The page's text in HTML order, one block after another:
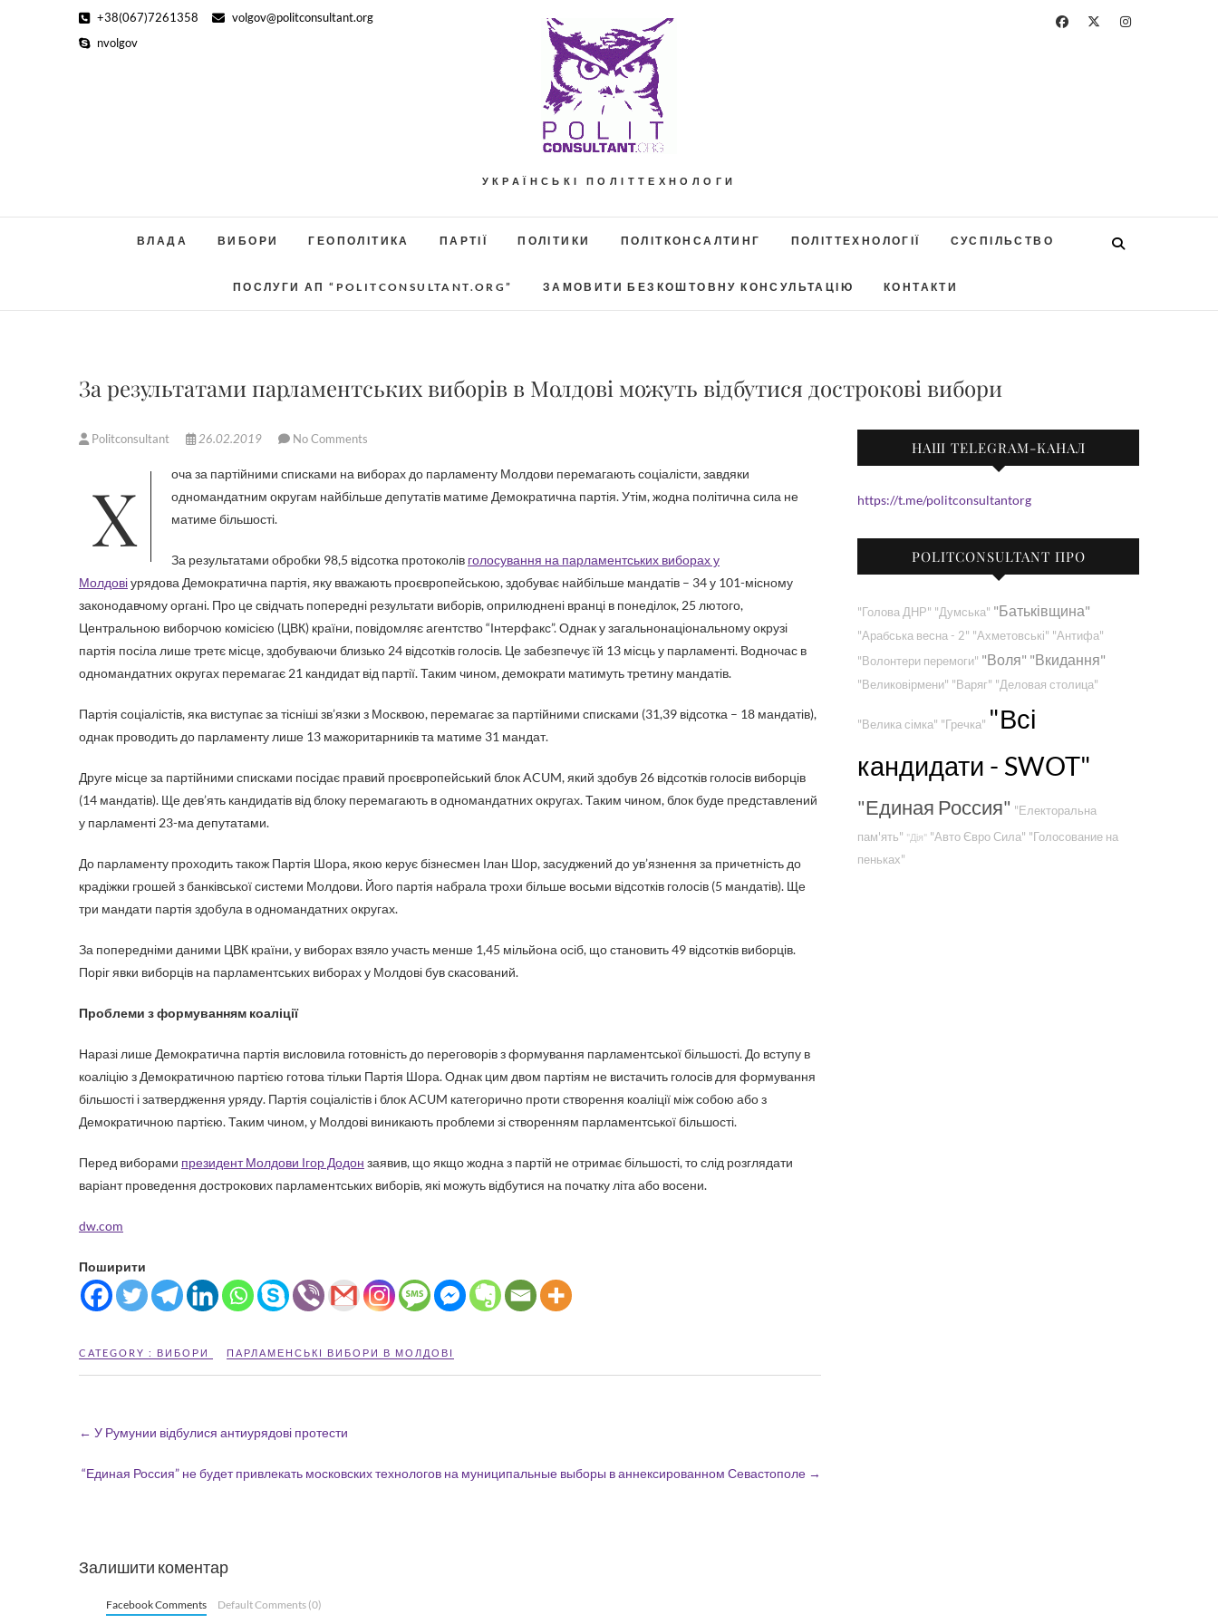
+38(067)7261358
volgov@politconsultant.org
nvolgov
УКРАЇНСЬКІ ПОЛІТТЕХНОЛОГИ
ВЛАДА ВИБОРИ ГЕОПОЛІТИКА ПАРТІЇ ПОЛІТИКИ ПОЛІТКОНСАЛТИНГ ПОЛІТТЕХНОЛОГІЇ СУСПІЛЬСТВО
ПОСЛУГИ АП “POLITCONSULTANT.ORG” ЗАМОВИТИ БЕЗКОШТОВНУ КОНСУЛЬТАЦІЮ КОНТАКТИ
За результатами парламентських виборів в Молдові можуть відбутися дострокові вибори
Politconsultant 26.02.2019 No Comments
Хоча за партійними списками на виборах до парламенту Молдови перемагають соціалісти, завдяки
одномандатним округам найбільше депутатів матиме Демократична партія. Утім, жодна політична сила не
матиме більшості.
За результатами обробки 98,5 відсотка протоколів голосування на парламентських виборах у
Молдовіурядова Демократична партія, яку вважають проєвропейською, здобуває найбільше мандатів – 34 у 101-місному
законодавчому органі. Про це свідчать попередні результати виборів, оприлюднені вранці в понеділок, 25 лютого,
Центральною виборчою комісією (ЦВК) країни, повідомляє агентство “Інтерфакс”. Однак у загальнонаціональному окрузі
партія посіла лише третє місце, здобуваючи близько 24 відсотків голосів. Це забезпечує їй 13 місць у парламенті. Водночас в
одномандатних округах перемагає 21 кандидат від партії. Таким чином, демократи матимуть третину мандатів.
Партія соціалістів, яка виступає за тісніші зв’язки з Москвою, перемагає за партійними списками (31,39 відсотка – 18 мандатів),
однак проводить до парламенту лише 13 мажоритарників та матиме 31 мандат.
Друге місце за партійними списками посідає правий проєвропейський блок ACUM, який здобув 26 відсотків голосів виборців
(14 мандатів). Ще дев’ять кандидатів від блоку перемагають в одномандатних округах. Таким чином, блок буде представлений
у парламенті 23-ма депутатами.
До парламенту проходить також Партія Шора, якою керує бізнесмен Ілан Шор, засуджений до ув’язнення за причетність до
крадіжки грошей з банківської системи Молдови. Його партія набрала трохи більше восьми відсотків голосів (5 мандатів). Ще
три мандати партія здобула в одномандатних округах.
За попередніми даними ЦВК країни, у виборах взяло участь менше 1,45 мільйона осіб, що становить 49 відсотків виборців.
Поріг явки виборців на парламентських виборах у Молдові був скасований.
Проблеми з формуванням коаліції
Наразі лише Демократична партія висловила готовність до переговорів з формування парламентської більшості. До вступу в
коаліцію з Демократичною партією готова тільки Партія Шора. Однак цим двом партіям не вистачить голосів для формування
більшості і затвердження уряду. Партія соціалістів і блок ACUM категорично проти створення коаліції між собою або з
Демократичною партією. Таким чином, у Молдові виникають проблеми зі створенням парламентської більшості.
Перед виборами президент Молдови Ігор Додон заявив, що якщо жодна з партій не отримає більшості, то слід розглядати
варіант проведення дострокових парламентських виборів, які можуть відбутися на початку літа або восени.
dw.com
Поширити
CATEGORY : ВИБОРИ ПАРЛАМЕНСЬКІ ВИБОРИ В МОЛДОВІ
← У Румунии відбулися антиурядові протести
“Единая Россия” не будет привлекать московских технологов на муниципальные выборы в аннексированном Севастополе →
Залишити коментар
Facebook Comments Default Comments (0)
НАШ TELEGRAM-КАНАЛ
https://t.me/politconsultantorg
POLITCONSULTANT ПРО
"Голова ДНР" "Думська" "Батьківщина"
"Арабська весна - 2" "Ахметовські" "Антифа"
"Волонтери перемоги" "Воля" "Вкидання"
"Великовірмени" "Варяг" "Деловая столица"
"Велика сімка" "Гречка" "Всі
кандидати - SWOT"
"Единая Россия" "Електоральна
пам'ять" "Дія" "Авто Євро Сила" "Голосование на
пеньках"